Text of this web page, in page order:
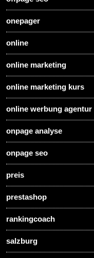
onepager
online
online marketing
online marketing kurs
online werbung agentur
onpage analyse
onpage seo
preis
prestashop
rankingcoach
salzburg